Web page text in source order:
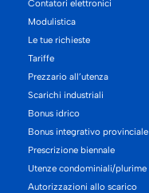
Contatori elettronici
Modulistica
Le tue richieste
Tariffe
Prezzario all’utenza
Scarichi industriali
Bonus idrico
Bonus integrativo provinciale
Prescrizione biennale
Utenze condominiali/plurime
Autorizzazioni allo scarico